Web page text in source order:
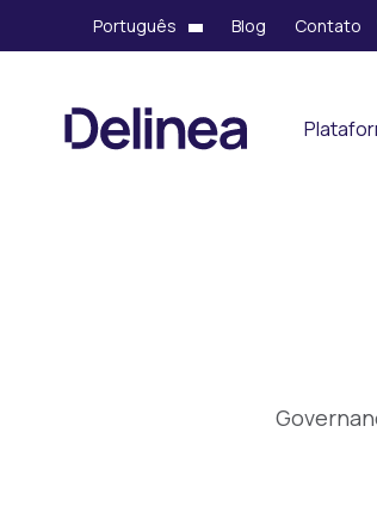
Português Blog Contato